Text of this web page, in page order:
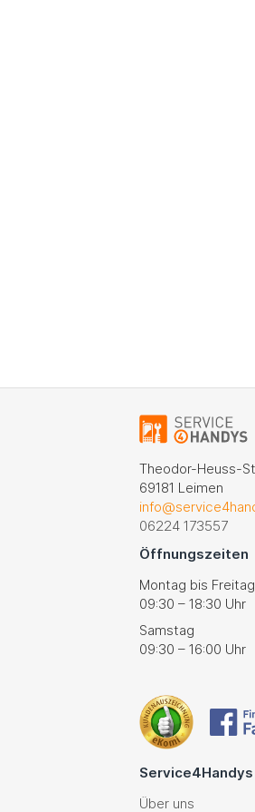
Theodor-Heuss-
69181 Leimen
06224 173557
Öffnungszeiten
Montag bis Freitag
09:30 – 18:30 Uhr
Samstag
09:30 – 16:00 Uhr
Service4Handys
Über uns